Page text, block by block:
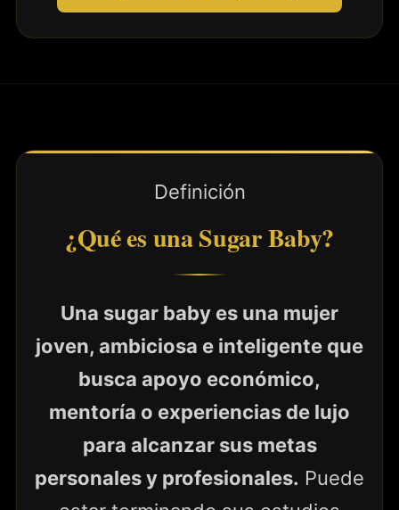
Definición
¿Qué es una Sugar Baby?
Una sugar baby es una mujer
joven, ambiciosa e inteligente que
busca apoyo económico,
mentoría o experiencias de lujo
para alcanzar sus metas
personales y profesionales. Puede